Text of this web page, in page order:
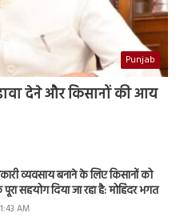
Punjab
देने और किसानों की आय
व्यवसाय बनाने के लिए किसानों को
सहयोग दिया जा रहा है: मोहिंदर भगत
AM